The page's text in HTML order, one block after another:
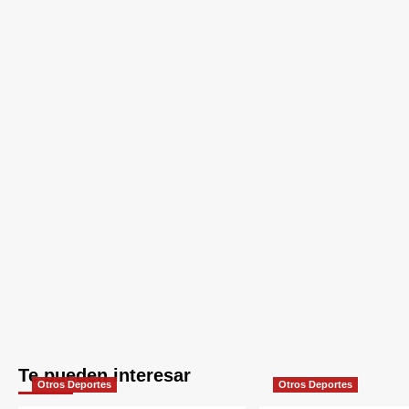
Te pueden interesar
Otros Deportes Otros Deportes